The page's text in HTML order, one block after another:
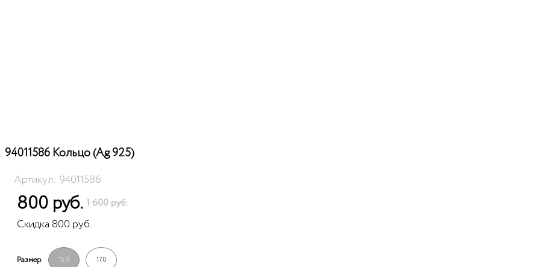
94011586 Кольцо (Ag 925)
Артикул: 94011586
800 руб. 1 600 руб.
Скидка 800 руб.
Размер 15.0 17.0